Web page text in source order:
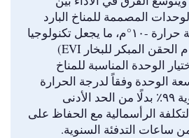
المصممة للمناخ البارد
بشكل حادٍّ تحت درجة حرارة -١٠°م، ما يجعل تكنولوجيا
الضاغط (وخاصةً نظام الحقن المبكر للبخار EVI)
الوحدة المناسبة للمناخ
الوحدة وفقاً لدرجة الحرارة
المقابلة للنسبة المئوية ٩٩٪ بدلًا من الحد الأدنى
الرأسمالية مع الحفاظ على